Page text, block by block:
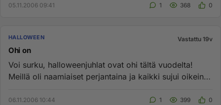
05.11.2006 09:41 1 368 0
HALLOWEEN Vastattu 19v
Ohi on
Voi surku, halloweenjuhlat ovat ohi tältä vuodelta!
Meillä oli naamiaiset perjantaina ja kaikki sujui oikein
06.11.2006 10:44 1 399 0